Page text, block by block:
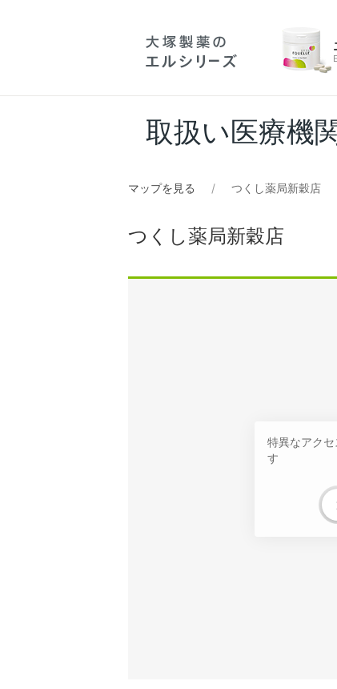
取扱い医療機
マップを見る つくし薬局新穀店
つくし薬局新穀店
特異なアク
す